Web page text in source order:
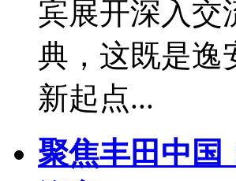
宾展开深入交
典，这既是逸
新起点...
聚焦丰田中国